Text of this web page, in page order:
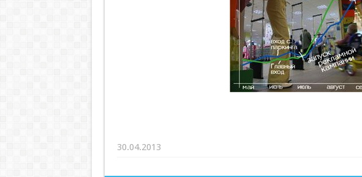
30.04.2013